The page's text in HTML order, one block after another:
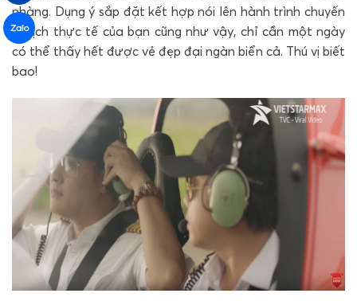
nhàng. Dụng ý sắp đặt kết hợp nói lên hành trình chuyến
du lịch thực tế của bạn cũng như vậy, chỉ cần một ngày
có thể thấy hết được vẻ đẹp đại ngàn biển cả. Thú vị biết
bao!